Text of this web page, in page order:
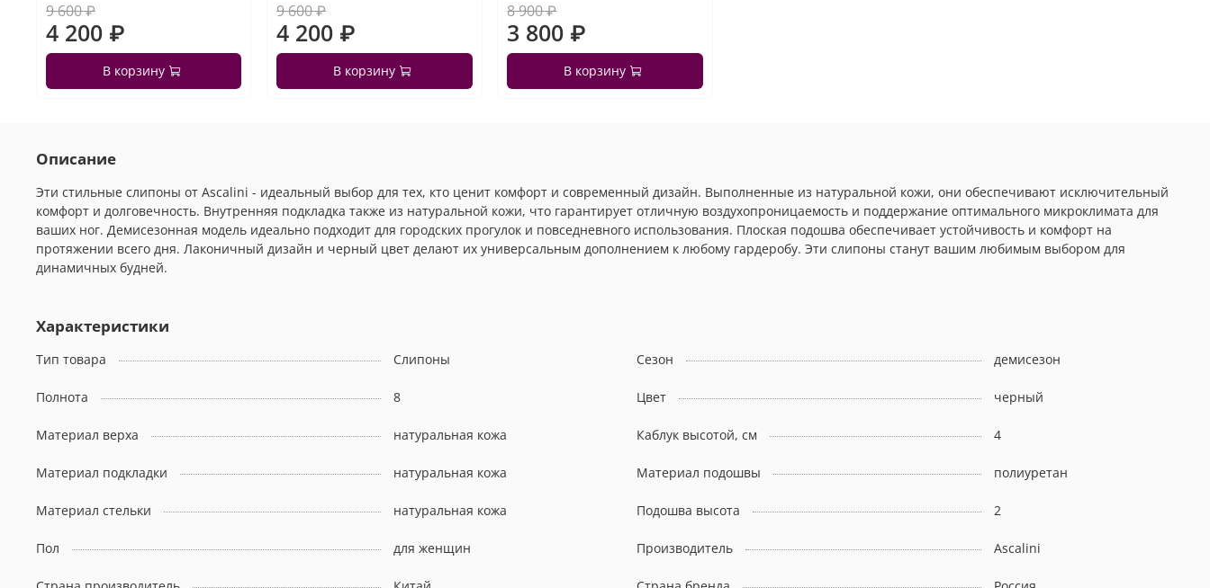
9 600 ₽
4 200 ₽
В корзину
9 600 ₽
4 200 ₽
В корзину
8 900 ₽
3 800 ₽
В корзину
Описание
Эти стильные слипоны от Ascalini - идеальный выбор для тех, кто ценит комфорт и современный дизайн. Выполненные из натуральной кожи, они обеспечивают исключительный
комфорт и долговечность. Внутренняя подкладка также из натуральной кожи, что гарантирует отличную воздухопроницаемость и поддержание оптимального микроклимата для
ваших ног. Демисезонная модель идеально подходит для городских прогулок и повседневного использования. Плоская подошва обеспечивает устойчивость и комфорт на
протяжении всего дня. Лаконичный дизайн и черный цвет делают их универсальным дополнением к любому гардеробу. Эти слипоны станут вашим любимым выбором для
динамичных будней.
Характеристики
Тип товара Слипоны Сезон демисезон
Полнота 8 Цвет черный
Материал верха натуральная кожа Каблук высотой, см 4
Материал подкладки натуральная кожа Материал подошвы полиуретан
Материал стельки натуральная кожа Подошва высота 2
Пол для женщин Производитель Ascalini